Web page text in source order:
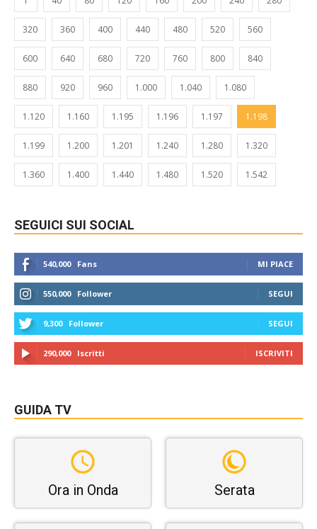
320 360 400 440 480 520 560
600 640 680 720 760 800 840
880 920 960 1.000 1.040 1.080
1.120 1.160 1.195 1.196 1.197 1.198
1.199 1.200 1.201 1.240 1.280 1.320
1.360 1.400 1.440 1.480 1.520 1.542
SEGUICI SUI SOCIAL
540,000 Fans MI PIACE
550,000 Follower SEGUI
9,300 Follower SEGUI
290,000 Iscritti ISCRIVITI
GUIDA TV
Ora in Onda Serata